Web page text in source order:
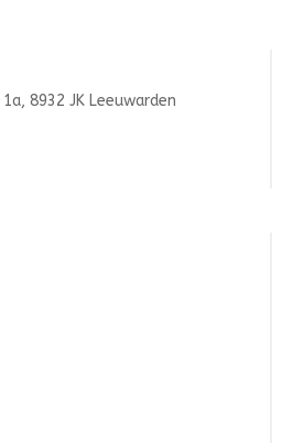
8932 JK Leeuwarden